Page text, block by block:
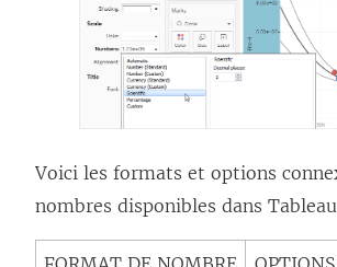
Voici les formats et options
nombres disponibles dans